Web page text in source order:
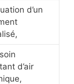
d’un
d’air